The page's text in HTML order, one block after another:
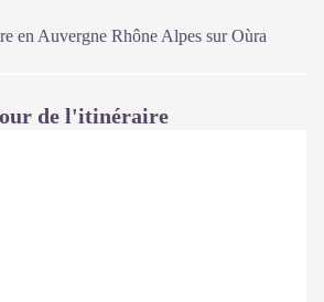
en Auvergne Rhône Alpes surOùra
de l'itinéraire